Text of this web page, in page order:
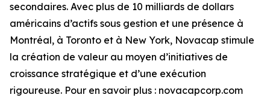
secondaires. Avec plus de 10 milliards de dollars
américains d’actifs sous gestion et une présence à
Montréal, à Toronto et à New York, Novacap stimule
la création de valeur au moyen d’initiatives de
croissance stratégique et d’une exécution
rigoureuse. Pour en savoir plus : novacapcorp.com